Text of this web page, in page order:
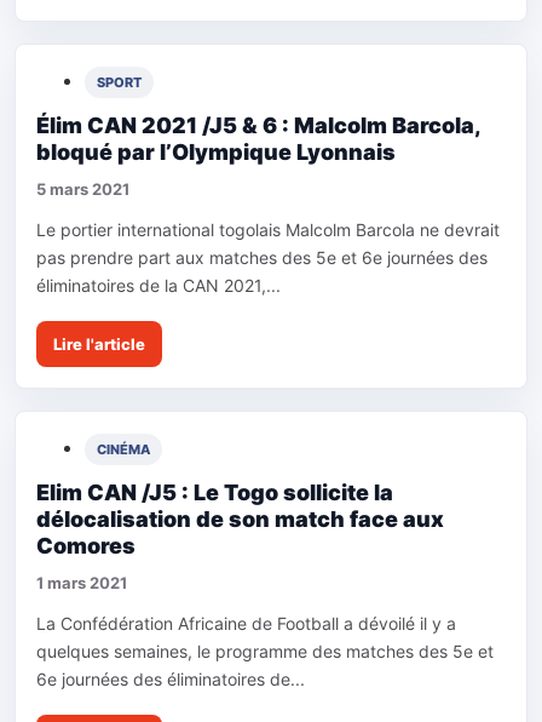
SPORT
Élim CAN 2021 /J5 & 6 : Malcolm Barcola,
bloqué par l’Olympique Lyonnais
5 mars 2021
Le portier international togolais Malcolm Barcola ne devrait
pas prendre part aux matches des 5e et 6e journées des
éliminatoires de la CAN 2021,...
Lire l'article
CINÉMA
Elim CAN /J5 : Le Togo sollicite la
délocalisation de son match face aux
Comores
1 mars 2021
La Confédération Africaine de Football a dévoilé il y a
quelques semaines, le programme des matches des 5e et
6e journées des éliminatoires de...